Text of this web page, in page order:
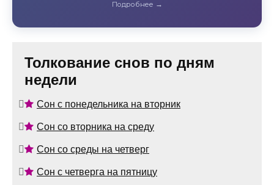
Толкование снов по дням
недели
Сон с понедельника на вторник
Сон со вторника на среду
Сон со среды на четверг
Сон с четверга на пятницу